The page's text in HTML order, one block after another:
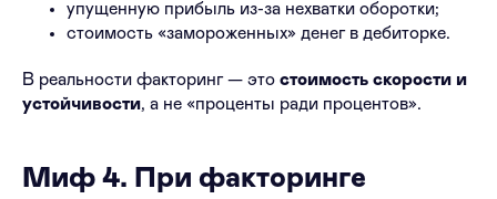
упущенную прибыль из-за нехватки оборотки;
стоимость «замороженных» денег в дебиторке.
В реальности факторинг — это стоимость скорости и
устойчивости, а не «проценты ради процентов».
Миф 4. При факторинге